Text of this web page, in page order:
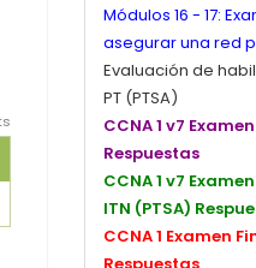
Módulos 16 - 17:
asegurar una red
Evaluación de
PT (PTSA)
CCNA 1 v7
Respuestas
CCNA 1 v7
ITN (PTSA)
CCNA 1 Examen